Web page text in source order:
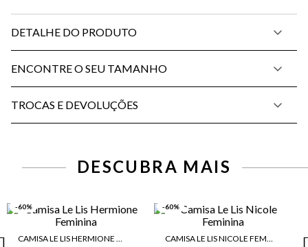
DETALHE DO PRODUTO
ENCONTRE O SEU TAMANHO
TROCAS E DEVOLUÇÕES
DESCUBRA MAIS
-60%
CAMISA LE LIS HERMIONE FEMININA
-60%
CAMISA LE LIS NICOLE FEMININA